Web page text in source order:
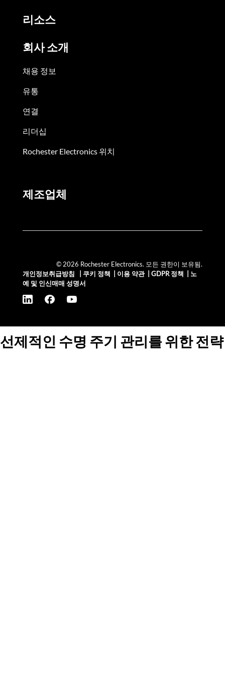
리소스
회사 소개
채용 정보
유통
연결
리더십
Rochester Electronics 위치
제조업체
© 2026 Rochester Electronics. 모든 권한이 보유됨.
개인정보취급방침
쿠키 정책 이용 약관| GDPR 정책
노
예 및 인신매매 성명서
선제적인 수명 주기 관리를 위한 전략